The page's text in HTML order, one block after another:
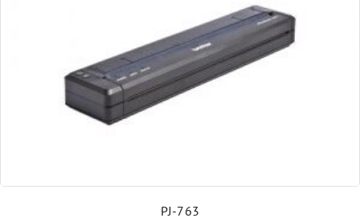
Abgekündigte Produkte
PJ-763